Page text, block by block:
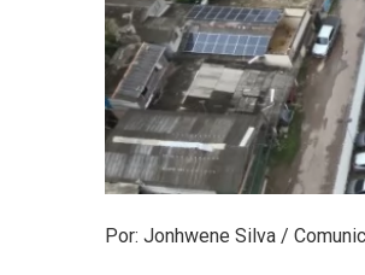
Por: Jonhwene Silva /